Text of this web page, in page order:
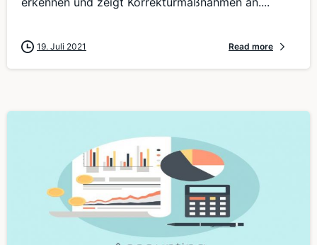
19. Juli 2021 Read more